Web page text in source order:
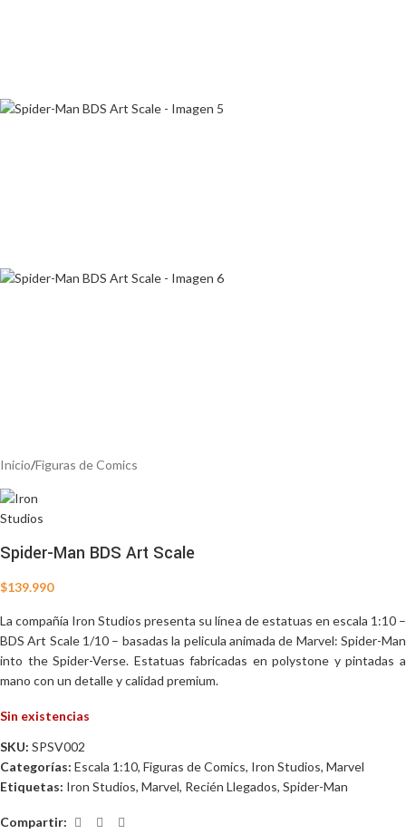
Inicio/Figuras de Comics
Spider-Man BDS Art Scale
$139.990
La compañía Iron Studios presenta su línea de estatuas en escala 1:10 –
BDS Art Scale 1/10 – basadas la pelicula animada de Marvel: Spider-Man
into the Spider-Verse. Estatuas fabricadas en polystone y pintadas a
mano con un detalle y calidad premium.
Sin existencias
SKU: SPSV002
Categorías: Escala 1:10, Figuras de Comics, Iron Studios, Marvel
Etiquetas: Iron Studios, Marvel, Recién Llegados, Spider-Man
Compartir: